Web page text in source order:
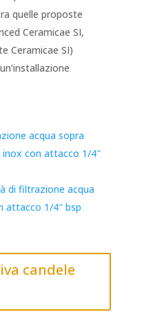
quelle proposte
Ceramicae SI,
Ceramicae SI)
acqua sopra
inox con attacco 1/4″
di filtrazione acqua
attacco 1/4″ bsp
candele